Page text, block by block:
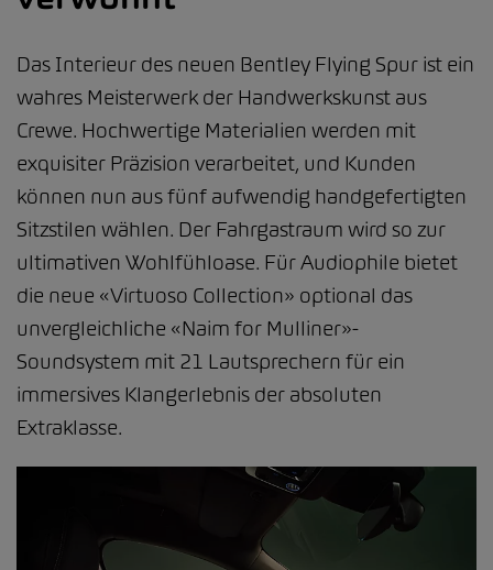
Das Interieur des neuen Bentley Flying Spur ist ein
wahres Meisterwerk der Handwerkskunst aus
Crewe. Hochwertige Materialien werden mit
exquisiter Präzision verarbeitet, und Kunden
können nun aus fünf aufwendig handgefertigten
Sitzstilen wählen. Der Fahrgastraum wird so zur
ultimativen Wohlfühloase. Für Audiophile bietet
die neue «Virtuoso Collection» optional das
unvergleichliche «Naim for Mulliner»-
Soundsystem mit 21 Lautsprechern für ein
immersives Klangerlebnis der absoluten
Extraklasse.